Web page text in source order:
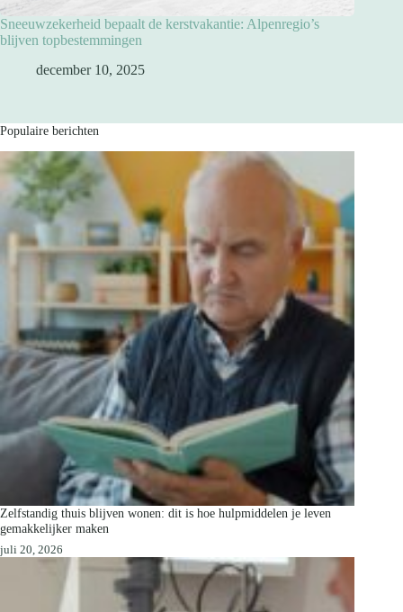
Sneeuwzekerheid bepaalt de kerstvakantie: Alpenregio’s
blijven topbestemmingen
december 10, 2025
Populaire berichten
Zelfstandig thuis blijven wonen: dit is hoe hulpmiddelen je leven
gemakkelijker maken
juli 20, 2026